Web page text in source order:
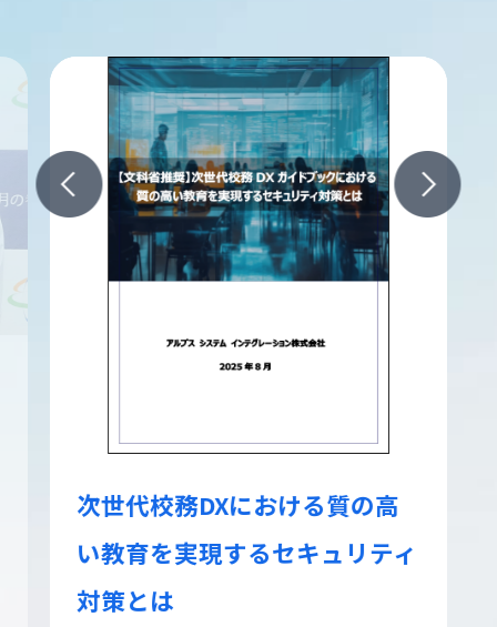
次世代校務DXにおける質の高
い教育を実現するセキュリティ
対策とは